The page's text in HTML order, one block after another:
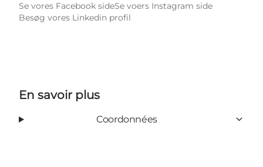
Se vores Facebook sideSe voers Instagram side
Besøg vores Linkedin profil
En savoir plus
Coordonnées